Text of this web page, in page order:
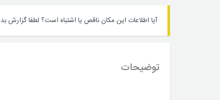
آیا اطلاعات این مکان ناقص یا اشتباه است؟ لطفا گزارش
توضیحات